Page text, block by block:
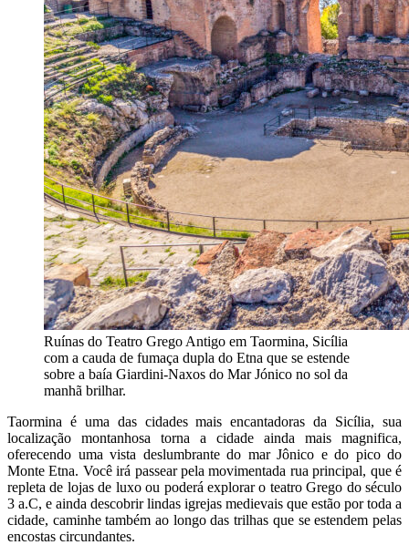
Ruínas do Teatro Grego Antigo em Taormina, Sicília
com a cauda de fumaça dupla do Etna que se estende
sobre a baía Giardini-Naxos do Mar Jónico no sol da
manhã brilhar.
Taormina é uma das cidades mais encantadoras da Sicília, sua
localização montanhosa torna a cidade ainda mais magnifica,
oferecendo uma vista deslumbrante do mar Jônico e do pico do
Monte Etna. Você irá passear pela movimentada rua principal, que é
repleta de lojas de luxo ou poderá explorar o teatro Grego do século
3 a.C, e ainda descobrir lindas igrejas medievais que estão por toda a
cidade, caminhe também ao longo das trilhas que se estendem pelas
encostas circundantes.